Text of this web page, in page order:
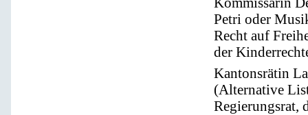
Petri oder
Recht auf
der
Kantonsrätin
(Alternative
Regierungsrat,